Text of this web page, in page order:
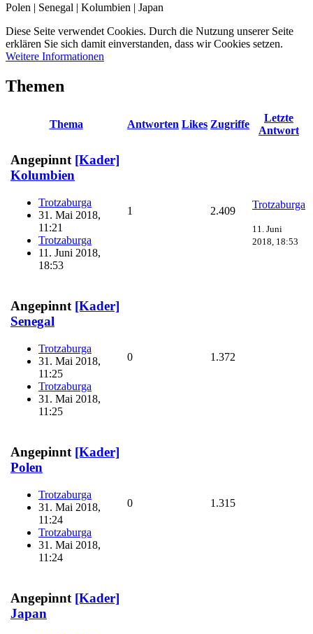
Polen | Senegal | Kolumbien | Japan
Diese Seite verwendet Cookies. Durch die Nutzung unserer Seite
erklären Sie sich damit einverstanden, dass wir Cookies setzen.
Weitere Informationen
Themen
Thema Antworten Likes Zugriffe
Letzte
Antwort
Angepinnt [Kader]
Kolumbien
Trotzaburga
31. Mai 2018,
11:21
Trotzaburga
11. Juni 2018,
18:53
1 2.409
Trotzaburga
11. Juni
2018, 18:53
Angepinnt [Kader]
Senegal
Trotzaburga
31. Mai 2018,
11:25
Trotzaburga
31. Mai 2018,
11:25
0 1.372
Angepinnt [Kader]
Polen
Trotzaburga
31. Mai 2018,
11:24
Trotzaburga
31. Mai 2018,
11:24
0 1.315
Angepinnt [Kader]
Japan